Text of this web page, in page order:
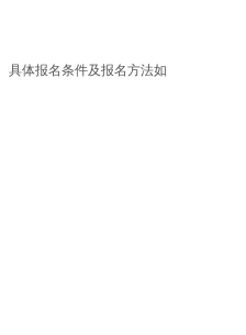
体报名条件及报名方法如
。